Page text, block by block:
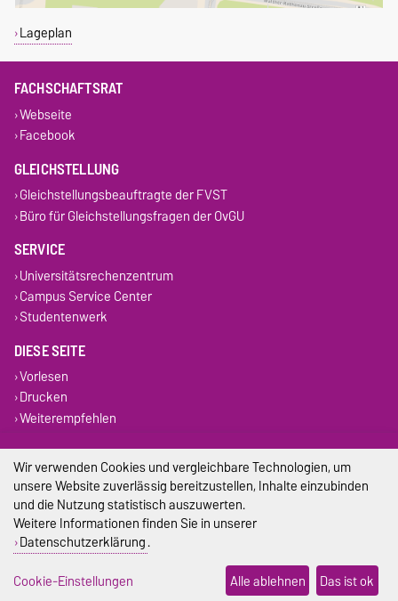
Lageplan
FACHSCHAFTSRAT
Webseite
Facebook
GLEICHSTELLUNG
Gleichstellungsbeauftragte der FVST
Büro für Gleichstellungsfragen der OvGU
SERVICE
Universitätsrechenzentrum
Campus Service Center
Studentenwerk
DIESE SEITE
Vorlesen
Drucken
Weiterempfehlen
Impressum
Datenschutz
Barrierefreiheit
Cookie-Einstellungen
Wir verwenden Cookies und vergleichbare Technologien, um
unsere Website zuverlässig bereitzustellen, Inhalte einzubinden
und die Nutzung statistisch auszuwerten.
Weitere Informationen finden Sie in unserer
Datenschutzerklärung.
Cookie-Einstellungen
Alle ablehnen Das ist ok